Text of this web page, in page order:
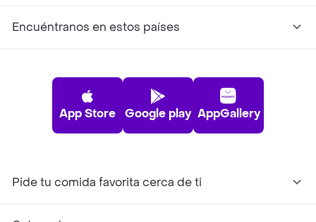
Encuéntranos en estos países
App Store Google play AppGallery
Pide tu comida favorita cerca de ti